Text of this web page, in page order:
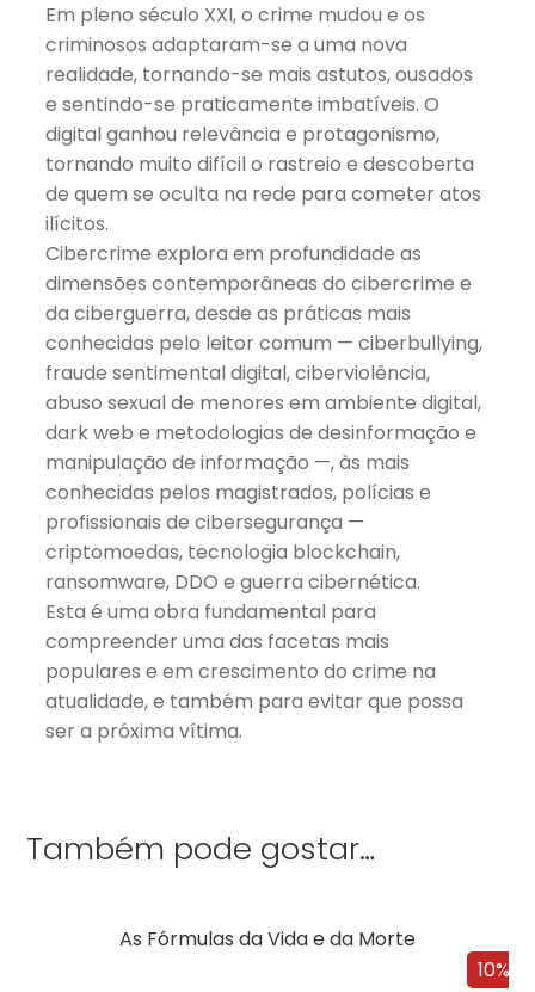
Em pleno século XXI, o crime mudou e os
criminosos adaptaram-se a uma nova
realidade, tornando-se mais astutos, ousados
e sentindo-se praticamente imbatíveis. O
digital ganhou relevância e protagonismo,
tornando muito difícil o rastreio e descoberta
de quem se oculta na rede para cometer atos
ilícitos.
Cibercrime explora em profundidade as
dimensões contemporâneas do cibercrime e
da ciberguerra, desde as práticas mais
conhecidas pelo leitor comum — ciberbullying,
fraude sentimental digital, ciberviolência,
abuso sexual de menores em ambiente digital,
dark web e metodologias de desinformação e
manipulação de informação —, às mais
conhecidas pelos magistrados, polícias e
profissionais de cibersegurança —
criptomoedas, tecnologia blockchain,
ransomware, DDO e guerra cibernética.
Esta é uma obra fundamental para
compreender uma das facetas mais
populares e em crescimento do crime na
atualidade, e também para evitar que possa
ser a próxima vítima.
Também pode gostar…
10%
As Fórmulas da Vida e da Morte